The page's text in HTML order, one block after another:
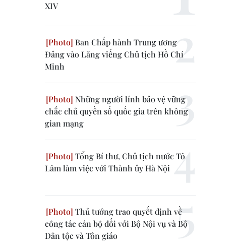
XIV
Ban Chấp hành Trung ương
Đảng vào Lăng viếng Chủ tịch Hồ Chí
Minh
Những người lính bảo vệ vững
chắc chủ quyền số quốc gia trên không
gian mạng
Tổng Bí thư, Chủ tịch nước Tô
Lâm làm việc với Thành ủy Hà Nội
Thủ tướng trao quyết định về
công tác cán bộ đối với Bộ Nội vụ và Bộ
Dân tộc và Tôn giáo